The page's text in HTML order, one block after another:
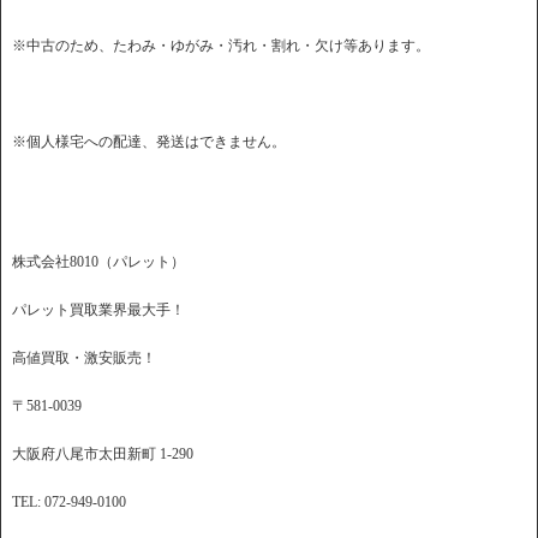
※中古のため、たわみ・ゆがみ・汚れ・割れ・欠け等あります。
※個人様宅への配達、発送はできません。
株式会社8010（パレット）
パレット買取業界最大手！
高値買取・激安販売！
〒581-0039
大阪府八尾市太田新町 1-290
TEL: 072-949-0100